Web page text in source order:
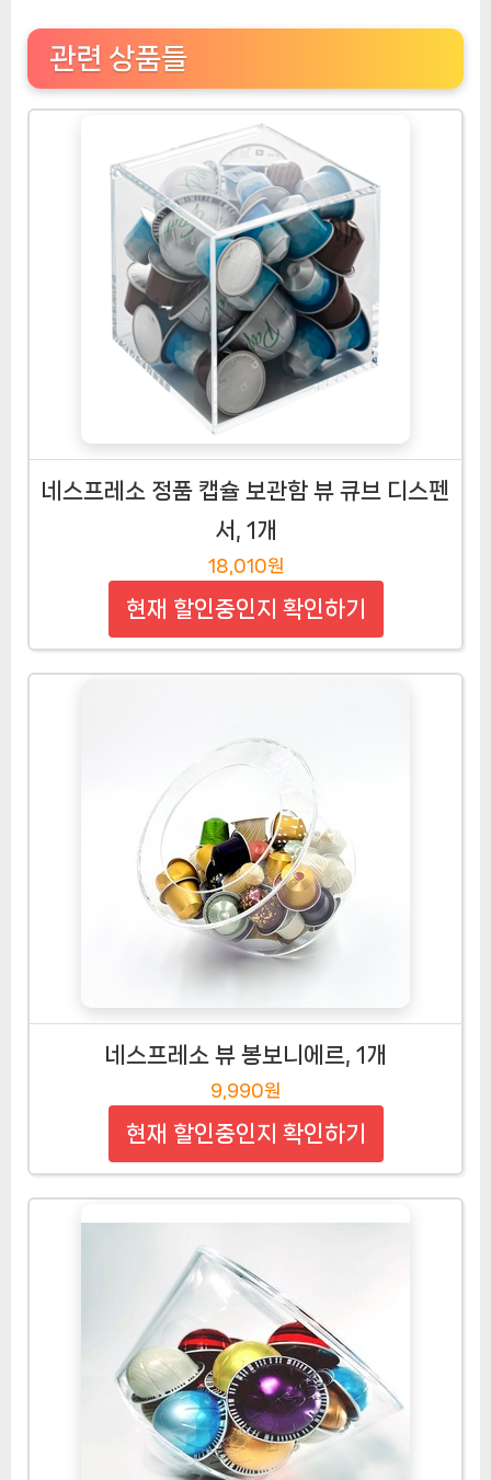
관련 상품들
네스프레소 정품 캡슐 보관함 뷰 큐브 디스펜
서, 1개
18,010원
현재 할인중인지 확인하기
네스프레소 뷰 봉보니에르, 1개
9,990원
현재 할인중인지 확인하기